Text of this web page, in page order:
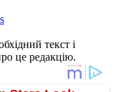
текст і
це редакцію.